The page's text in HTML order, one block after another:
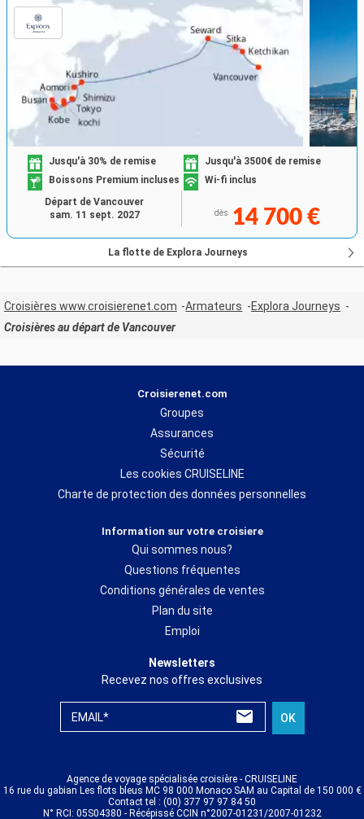
Jusqu'à 30% de remise
Jusqu'à 3500€ de remise
Boissons Premium incluses
Wi-fi inclus
dès 14 700 €
Départ de Vancouver
sam. 11 sept. 2027
La flotte de Explora Journeys
Croisières www.croisierenet.com Armateurs
Explora Journeys
Croisières au départ de Vancouver
Croisierenet.com
Groupes
Assurances
Sécurité
Les cookies CRUISELINE
Charte de protection des données personnelles
Information sur votre croisiere
Qui sommes nous?
Questions fréquentes
Conditions générales de ventes
Plan du site
Emploi
Newsletters
Recevez nos offres exclusives
EMAIL* OK
Agence de voyage spécialisée croisière - CRUISELINE
16 rue du gabian Les flots bleus MC 98 000 Monaco SAM au Capital de 150 000 €
Contact tel : (00) 377 97 97 84 50
N° RCI: 05S04380 - Récépissé CCIN n°2007-01231/2007-01232